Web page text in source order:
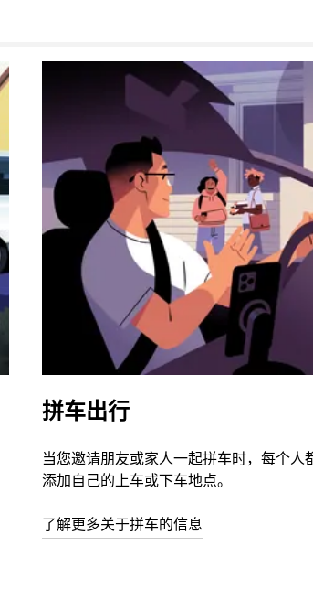
拼车出行
当您邀请朋友或家人一起拼车时，每个人
添加自己的上车或下车地点。
了解更多关于拼车的信息